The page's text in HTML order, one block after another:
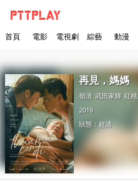
首頁 電影 電視劇 綜藝 動漫
再見，媽媽
嶺清 武田家輝 紅桃
2019
狀態：超清